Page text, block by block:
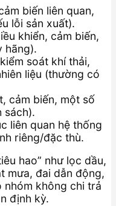
biến liên quan,
lỗi sản xuất).
khiển, cảm biến,
hãng).
soát khí thải,
liệu (thường có
cảm biến, một số
sách).
liên quan hệ thống
riêng/đặc thù.
hao” như lọc dầu,
mưa, đai dẫn động,
không chi trả
định kỳ.